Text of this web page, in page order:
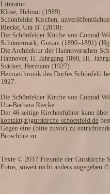
Literatur:
Klose, Helmut (1989):
Schönfelder Kirchen,
Riecke, Uta-B. (2010):
Die Schönfelder Kirche von Conrad
Schönermark, Gustav (1890–1891)
Die Architektur der Hannoverschen
Hannover, II. Jahrgang 1890, III.
Stäcker, Hermann (1927):
Heimatchronik des Dorfes Schönfeld
1927.
Die Schönfelder Kirche von Conrad
Uta-Barbara Riecke
Der 46 seitige Kirchenführer kann über
kontakt(at)gutskirche-schoenfeld.de
Gegen eine (bitte zuvor) zu
Broschüre zu.
Texte © 2017 Freunde der Gutskirche
Fotos, soweit nicht anders angegeben